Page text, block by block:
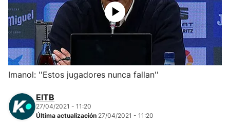
Ciclismo
Herri-kirolak
Balonmano
Kirolak 360
Imanol: ''Estos jugadores nunca fallan''
EITB
27/04/2021 - 11:20
Última actualización 27/04/2021 - 11:20